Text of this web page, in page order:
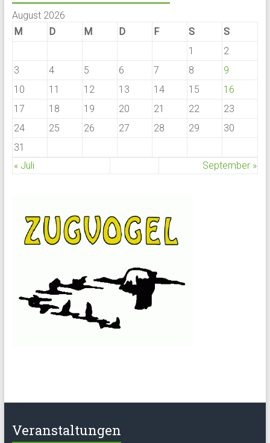
August 2026
M
D M D F S
S
1
2
3
4 5 6 7 8
9
10
11 12 13 14 15
16
17
18 19 20 21 22
23
24
25 26 27 28 29
30
31
« Juli
September »
Veranstaltungen